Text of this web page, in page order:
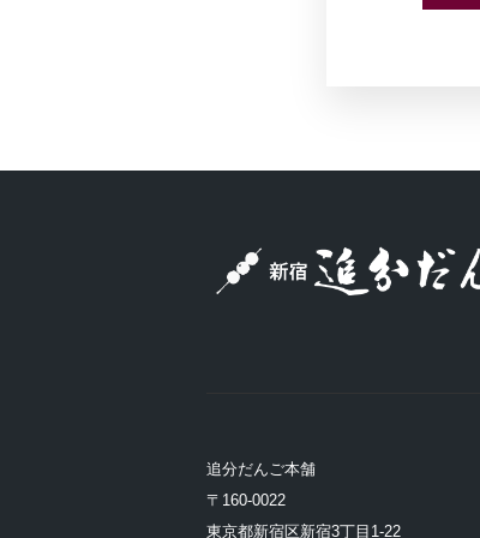
追分だんご本舗
〒160-0022
東京都新宿区新宿3丁目1-22